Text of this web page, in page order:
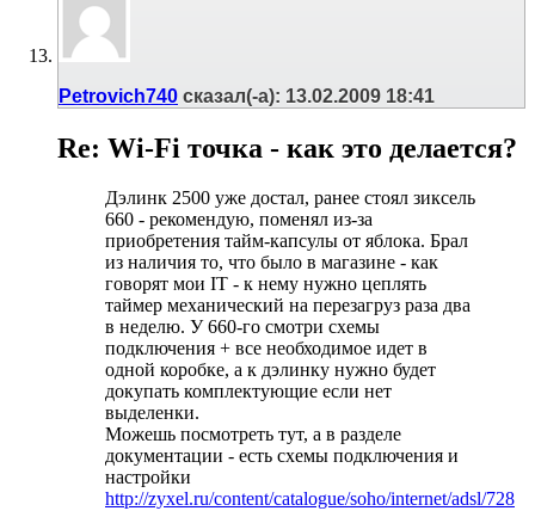
Petrovich740 сказал(-а): 13.02.2009 18:41
Re: Wi-Fi точка - как это делается?
Дэлинк 2500 уже достал, ранее стоял зиксель
660 - рекомендую, поменял из-за
приобретения тайм-капсулы от яблока. Брал
из наличия то, что было в магазине - как
говорят мои IT - к нему нужно цеплять
таймер механический на перезагруз раза два
в неделю. У 660-го смотри схемы
подключения + все необходимое идет в
одной коробке, а к дэлинку нужно будет
докупать комплектующие если нет
выделенки.
Можешь посмотреть тут, а в разделе
документации - есть схемы подключения и
настройки
http://zyxel.ru/content/catalogue/soho/internet/adsl/728